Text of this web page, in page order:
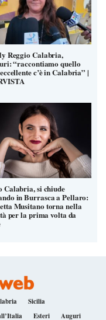
Reggio Calabria,
“raccontiamo quello
c’è in Calabria” |
Calabria, si chiude
in Burrasca a Pellaro:
Musitano torna nella
per la prima volta da
Sicilia
Esteri Auguri